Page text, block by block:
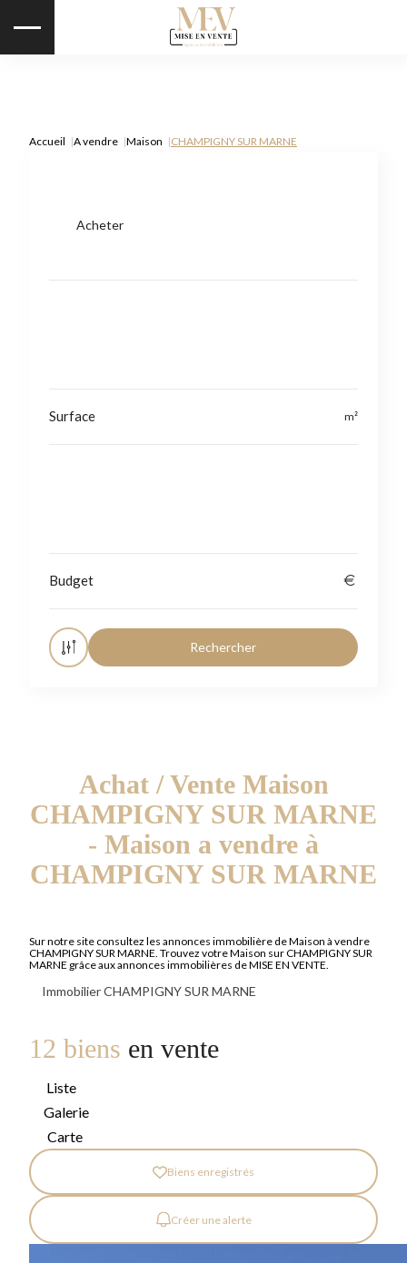
Accueil A vendre Maison CHAMPIGNY SUR MARNE
Acheter
Achat / Vente Maison
CHAMPIGNY SUR MARNE
- Maison a vendre à
CHAMPIGNY SUR MARNE
Sur notre site consultez les annonces immobilière de Maison à vendre
CHAMPIGNY SUR MARNE. Trouvez votre Maison sur CHAMPIGNY SUR
MARNE grâce aux annonces immobilières de MISE EN VENTE.
Immobilier CHAMPIGNY SUR MARNE
12 biens en vente
Liste
Galerie
Carte
Biens enregistrés
Créer une alerte